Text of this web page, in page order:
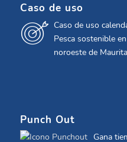
Caso de uso
Caso de uso
Pesca sostenible
noroeste de
Punch Out
Gana